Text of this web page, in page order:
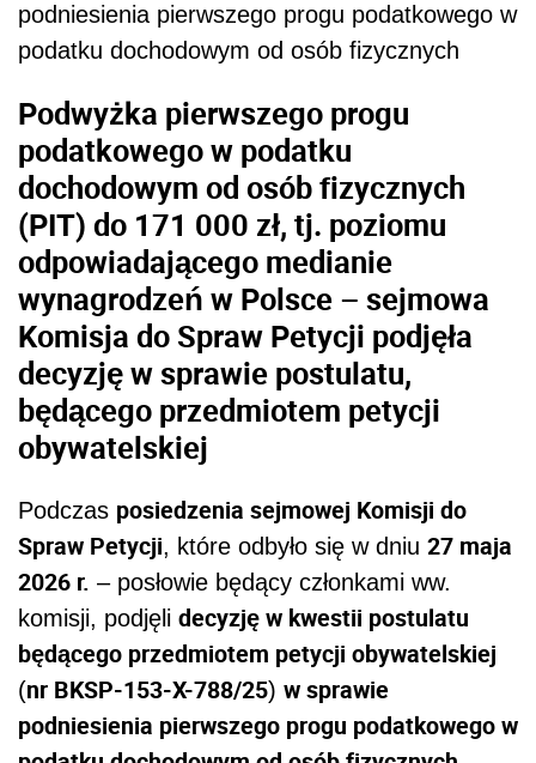
podniesienia pierwszego progu podatkowego w
podatku dochodowym od osób fizycznych
Podwyżka pierwszego progu
podatkowego w podatku
dochodowym od osób fizycznych
(PIT) do 171 000 zł, tj. poziomu
odpowiadającego medianie
wynagrodzeń w Polsce – sejmowa
Komisja do Spraw Petycji podjęła
decyzję w sprawie postulatu,
będącego przedmiotem petycji
obywatelskiej
Podczas posiedzenia sejmowej Komisji do
Spraw Petycji, które odbyło się w dniu 27 maja
2026 r. – posłowie będący członkami ww.
komisji, podjęli decyzję w kwestii postulatu
będącego przedmiotem petycji obywatelskiej
(nr BKSP-153-X-788/25) w sprawie
podniesienia pierwszego progu podatkowego w